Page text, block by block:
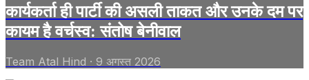
कार्यकर्ता ही पार्टी की असली ताकत और उनके दम पर
कायम है वर्चस्व: संतोष बेनीवाल
Team Atal Hind · 9 अगस्त 2026